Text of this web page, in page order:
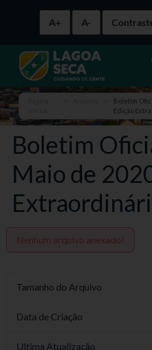
A+ A-
Boletim
Edição
Boletim
Maio de
Nenhum arquivo anexado!
Tamanho do Arquivo
Data de Criação
Ultima Atualização